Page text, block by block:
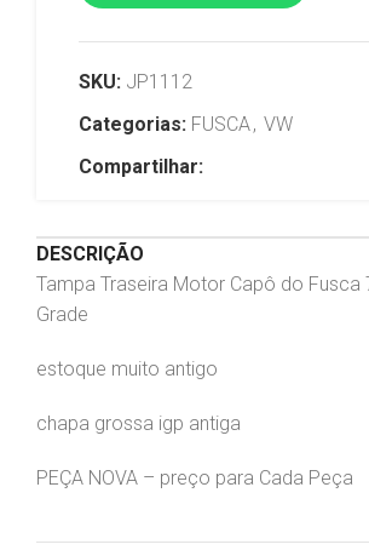
SKU: JP1112
Categorias: FUSCA, VW
Compartilhar:
DESCRIÇÃO
Tampa Traseira Motor Capô do Fusca
Grade
estoque muito antigo
chapa grossa igp antiga
PEÇA NOVA – preço para Cada Peça